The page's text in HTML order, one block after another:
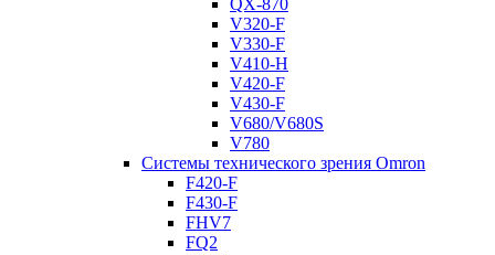
QX-870
V320-F
V330-F
V410-H
V420-F
V430-F
V680/V680S
V780
Системы технического зрения Omron
F420-F
F430-F
FHV7
FQ2